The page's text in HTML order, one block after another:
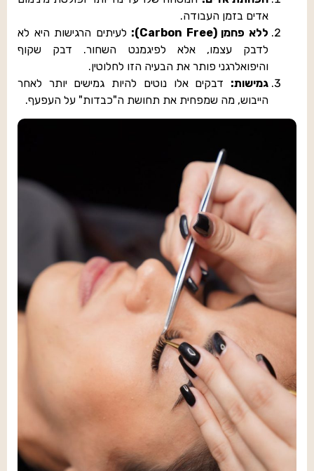
אדים בזמן העבודה.
ללא פחמן (Carbon Free):
לעיתים הרגישות היא לא
לדבק עצמו, אלא לפיגמנט השחור. דבק שקוף
והיפואלרגני פותר את הבעיה הזו לחלוטין.
גמישות: דבקים אלו נוטים להיות גמישים יותר לאחר
הייבוש, מה שמפחית את תחושת ה"כבדות" על העפעף.